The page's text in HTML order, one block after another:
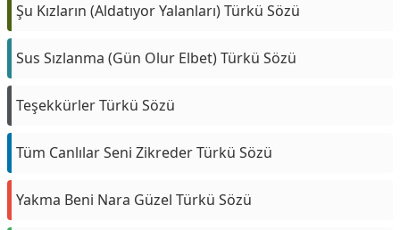
Şu Kızların (Aldatıyor Yalanları) Türkü Sözü
Sus Sızlanma (Gün Olur Elbet) Türkü Sözü
Teşekkürler Türkü Sözü
Tüm Canlılar Seni Zikreder Türkü Sözü
Yakma Beni Nara Güzel Türkü Sözü